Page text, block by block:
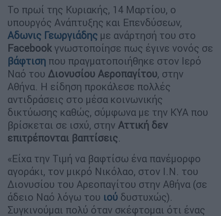
Το πρωί της Κυριακής, 14 Μαρτίου, ο
υπουργός Ανάπτυξης και Επενδύσεων,
Αδωνις Γεωργιάδης με ανάρτησή του στο
Facebook γνωστοποίησε πως έγινε νονός σε
βάφτιση που πραγματοποιήθηκε στον Ιερό
Ναό του Διονυσίου Αεροπαγίτου, στην
Αθήνα. Η είδηση προκάλεσε πολλές
αντιδράσεις στο μέσα κοινωνικής
δικτύωσης καθώς, σύμφωνα με την ΚΥΑ που
βρίσκεται σε ισχύ, στην Αττική δεν
επιτρέπονται βαπτίσεις.
«Είχα την Τιμή να βαφτίσω ένα πανέμορφο
αγοράκι, τον μικρό Νικόλαο, στον Ι.Ν. του
Διονυσίου του Αρεοπαγίτου στην Αθήνα (σε
άδειο Ναό λόγω του ιού δυστυχώς).
Συγκινούμαι πολύ όταν σκέφτομαι ότι ένας